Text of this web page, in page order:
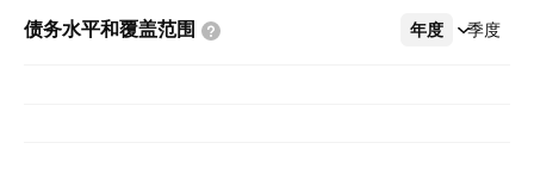
债务水平和覆盖范围 年度 季度
更多